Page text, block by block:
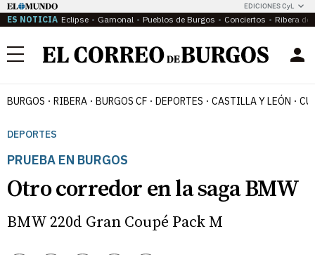
EDICIONES CyL
ES NOTICIA Eclipse Gamonal Pueblos de Burgos Conciertos Ribera del
Menú
BURGOS RIBERA BURGOS CF DEPORTES CASTILLA Y LEÓN
DEPORTES
PRUEBA EN BURGOS
Otro corredor en la saga BMW
BMW 220d Gran Coupé Pack M